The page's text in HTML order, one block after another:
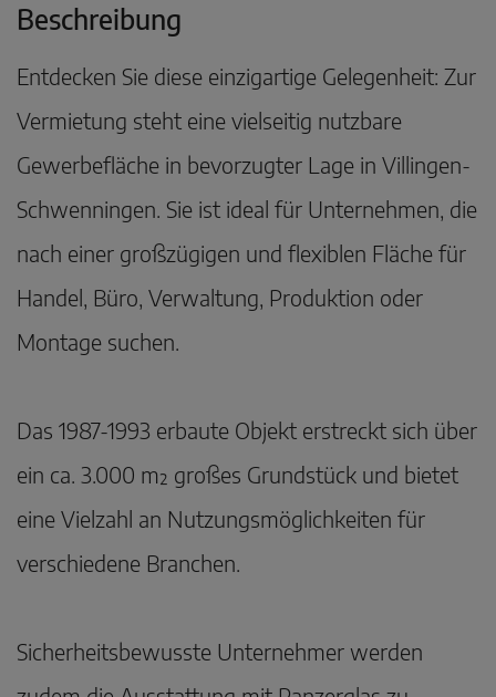
Beschreibung
Entdecken Sie diese einzigartige Gelegenheit: Zur
Vermietung steht eine vielseitig nutzbare
Gewerbefläche in bevorzugter Lage in Villingen-
Schwenningen. Sie ist ideal für Unternehmen, die
nach einer großzügigen und flexiblen Fläche für
Handel, Büro, Verwaltung, Produktion oder
Montage suchen.
Das 1987-1993 erbaute Objekt erstreckt sich über
ein ca. 3.000 m² großes Grundstück und bietet
eine Vielzahl an Nutzungsmöglichkeiten für
verschiedene Branchen.
Sicherheitsbewusste Unternehmer werden